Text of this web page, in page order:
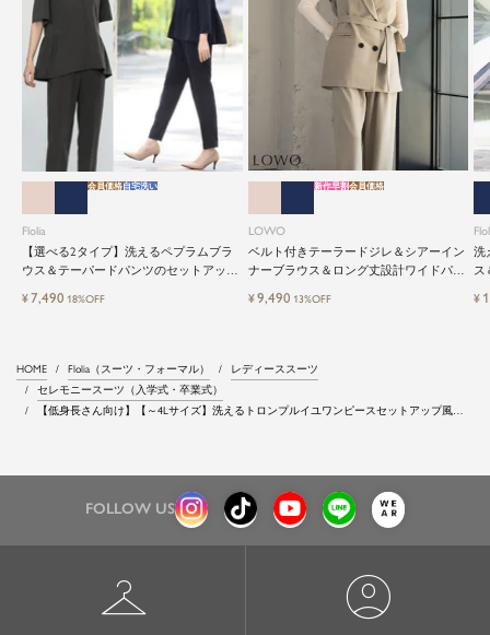
Flolia
【選べる2タイプ】洗えるペプラムブラ
ウス＆テーパードパンツのセットアップ
会員価格自宅洗い
¥7,490 18%OFF
LOWO
ベルト付きテーラードジレ＆シアーイン
ナーブラウス＆ロング丈設計ワイドパン
新作早割会員価格
¥9,490 13%OFF
洗
ス
¥
HOME Flolia（スーツ・フォーマル）
レディーススーツ
セレモニースーツ（入学式・卒業式）
【低身長さん向け】【～4Lサイズ】洗えるトロンプルイユワンピースセットアップ風セ
FOLLOW US
checkroom account_circle